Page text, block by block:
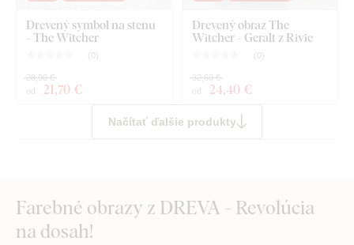
Drevený symbol na stenu
- The Witcher
( 0)
od 21,70 €
28,90 €
Drevený obraz The
Witcher - Geralt z Rivie
( 0)
od 24,40 €
32,60 €
Načítať ďalšie produkty
Farebné obrazy z DREVA - Revolúcia
na dosah!